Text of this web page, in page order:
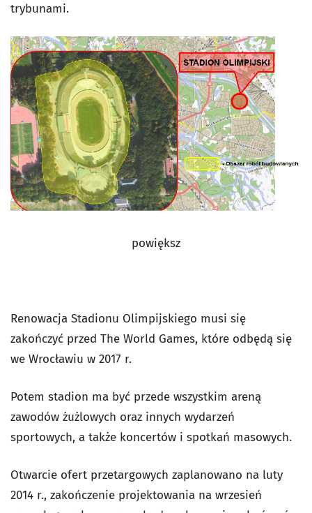
trybunami.
powiększ
Renowacja Stadionu Olimpijskiego musi się
zakończyć przed The World Games, które odbędą się
we Wrocławiu w 2017 r.
Potem stadion ma być przede wszystkim areną
zawodów żużlowych oraz innych wydarzeń
sportowych, a także koncertów i spotkań masowych.
Otwarcie ofert przetargowych zaplanowano na luty
2014 r., zakończenie projektowania na wrzesień